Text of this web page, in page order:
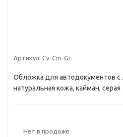
Артикул: Cv-Cm-Gr
Обложка для автодокументов с
натуральная кожа, кайман, серая
Нет в продаже